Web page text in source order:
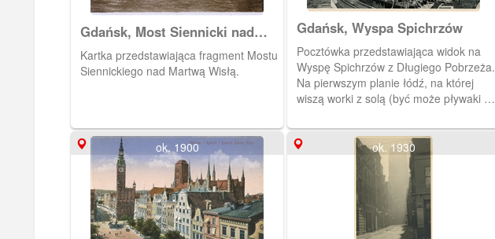
Gdańsk, Most Siennicki nad
Martwą Wisłą
Kartka przedstawiająca fragment Mostu
Siennickiego nad Martwą Wisłą.
Gdańsk, Wyspa Spichrzów
Pocztówka przedstawiająca widok na
Wyspę Spichrzów z Długiego Pobrzeża.
Na pierwszym planie łódź, na której
wiszą worki z solą (być może pływaki z
pocztówkowego "Danzig im Blid" na rok
1960.
ok. 1900 ok. 1930